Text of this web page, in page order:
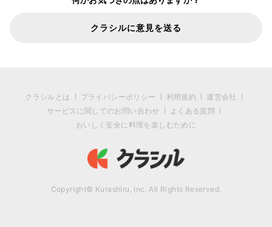
クラシルに意見を送る
クラシルとは プライバシーポリシー 利用規約
運営会社
サービスに関してのお問い合わせ
よくある質問
おいしく安全に料理を楽しむために
Copyright© Kurashiru, Inc. All Rights Reserved.